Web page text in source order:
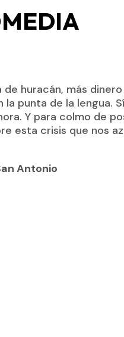
de huracán, más
la punta de la lengua.
Y para colmo de
esta crisis que nos
Antonio